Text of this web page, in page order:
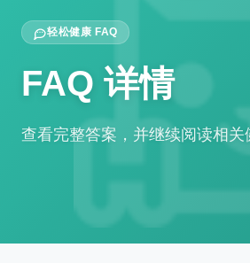
轻松健康 FAQ
FAQ 详情
查看完整答案，并继续阅读相关